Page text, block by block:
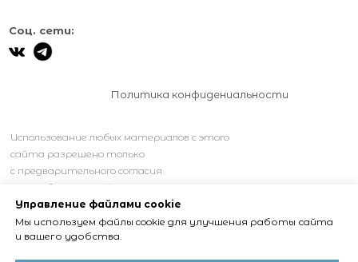
Использование любых материалов с этого
сайта разрешено только
с предварительного согласия
правообладателей.
Соц. сети:
Политика конфидениальности
Управление файлами cookie
Мы используем файлы cookie для улучшения работы сайта
и вашего удобства.